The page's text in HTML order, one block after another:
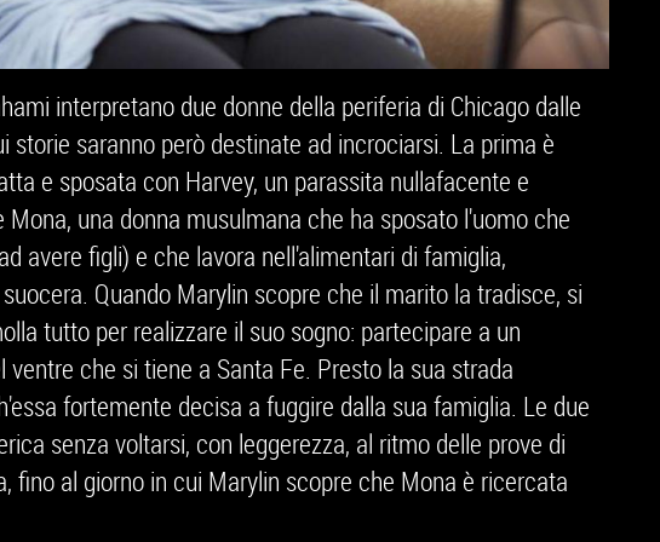
interpretano due donne della periferia di Chicago dalle
storie saranno però destinate ad incrociarsi. La prima è
e sposata con Harvey, un parassita nullafacente e
una donna musulmana che ha sposato l'uomo che
avere figli) e che lavora nell'alimentari di famiglia,
Quando Marylin scopre che il marito la tradisce, si
tutto per realizzare il suo sogno: partecipare a un
che si tiene a Santa Fe. Presto la sua strada
fortemente decisa a fuggire dalla sua famiglia. Le due
senza voltarsi, con leggerezza, al ritmo delle prove di
fino al giorno in cui Marylin scopre che Mona è ricercata